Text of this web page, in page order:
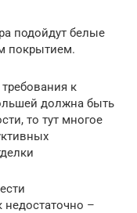
подойдут белые
покрытием.
к
должна быть
то тут многое
–